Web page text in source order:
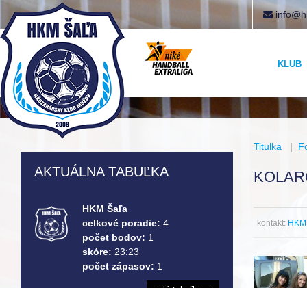
KLUB
Titulka |
kontakt:
AKTUÁLNA TABUĽKA
HKM Šaľa
celkové poradie: 4
počet bodov: 1
skóre: 23:23
počet zápasov: 1